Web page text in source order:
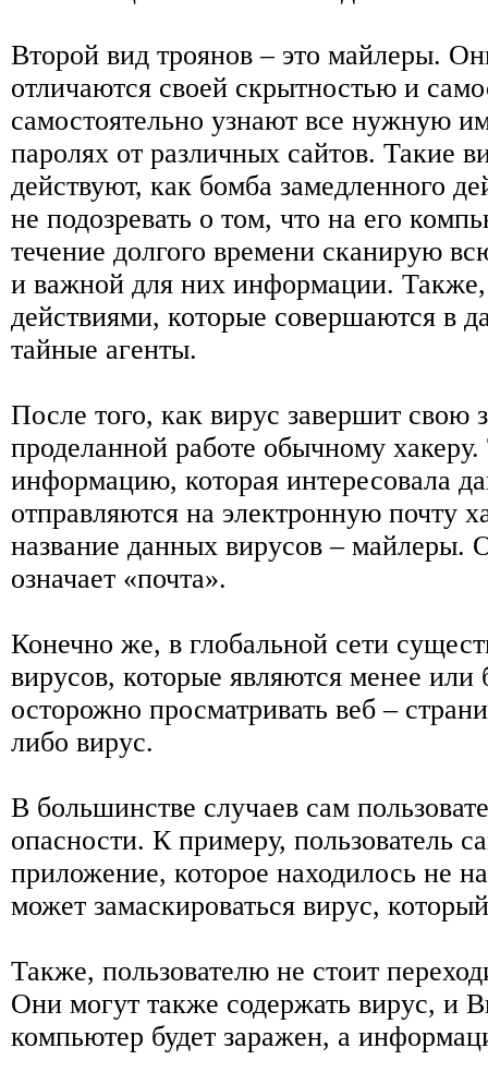
Второй вид троянов – это майлеры.
отличаются своей скрытностью и
самостоятельно узнают все нужную
паролях от различных сайтов. Такие
действуют, как бомба замедленного
не подозревать о том, что на его
течение долгого времени сканирую
и важной для них информации. Также,
действиями, которые совершаются в
тайные агенты.
После того, как вирус завершит свою
проделанной работе обычному
информацию, которая интересовала
отправляются на электронную почту
название данных вирусов – майлеры.
означает «почта».
Конечно же, в глобальной сети
вирусов, которые являются менее
осторожно просматривать веб –
либо вирус.
В большинстве случаев сам
опасности. К примеру, пользователь
приложение, которое находилось не
может замаскироваться вирус,
Также, пользователю не стоит
Они могут также содержать вирус, и
компьютер будет заражен, а